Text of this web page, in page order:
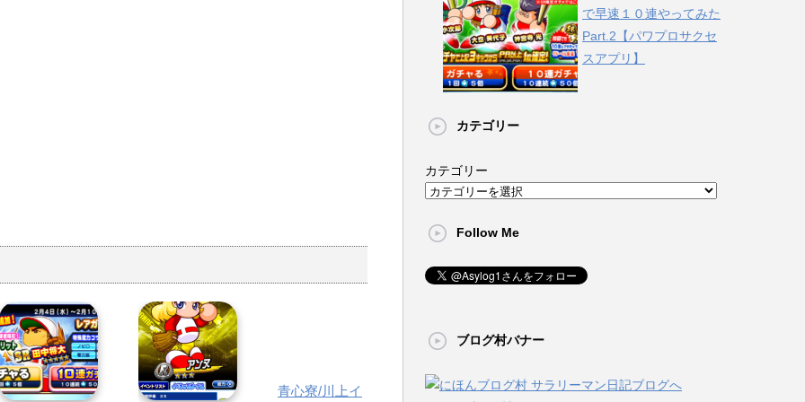
青心寮/川上イ
で早速１０連やってみた
Part.2【パワプロサクセ
スアプリ】
カテゴリー
カテゴリー
Follow Me
ブログ村バナー